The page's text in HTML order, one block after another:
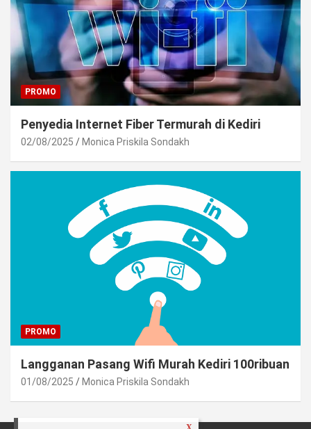
PROMO
Penyedia Internet Fiber Termurah di Kediri
02/08/2025 Monica Priskila Sondakh
PROMO
Langganan Pasang Wifi Murah Kediri 100ribuan
01/08/2025 Monica Priskila Sondakh